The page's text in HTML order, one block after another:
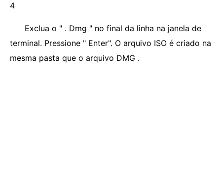
4
Exclua o " . Dmg " no final da linha na janela de
terminal. Pressione " Enter". O arquivo ISO é criado na
mesma pasta que o arquivo DMG .